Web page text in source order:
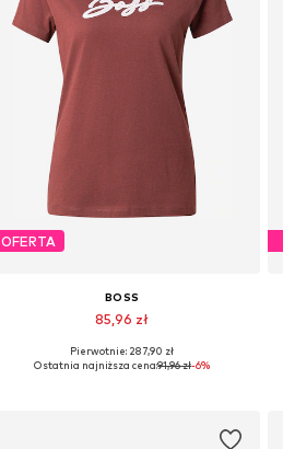
OFERTA
BOSS
85,96 zł
Dostępne rozmiary: XS, S, M, L, XL
Pierwotnie: 287,90 zł
Ostatnia najniższa cena:91,96 zł-6%